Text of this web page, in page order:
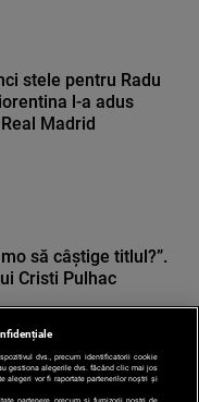
stele pentru Radu
l-a adus
Madrid
să câștige titlul?”.
Cristi Pulhac
dvs., precum identificatorii cookie
gestiona alegerile dvs. făcând clic mai jos
alegeri vor fi raportate partenerilor noștri și
partenere, precum si furnizorii nostri de